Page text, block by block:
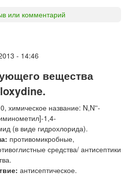
или комментарий
- 14:46
вещества
химическое название: N,N''-
1,4-
(в виде гидрохлорида).
противомикробные,
средства/ антисептики
антисептическое.